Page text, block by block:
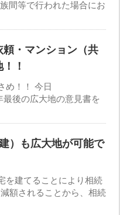
間等で行われた場合にお
頼・マンション（共
！
め！！ 今日
最後の広大地の意見書を
）も広大地が可能で
を建てることにより相続
額されることから、相続